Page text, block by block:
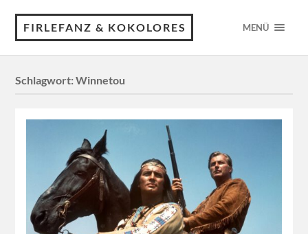
FIRLEFANZ & KOKOLORES MENÜ
Schlagwort:Winnetou